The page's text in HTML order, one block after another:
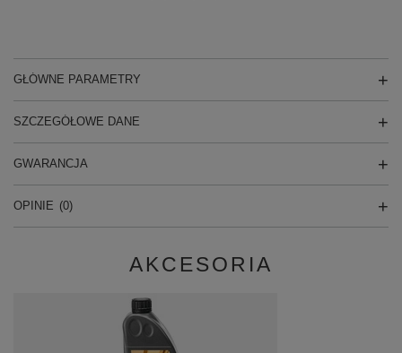
GŁÓWNE PARAMETRY
SZCZEGÓŁOWE DANE
GWARANCJA
OPINIE (0)
AKCESORIA